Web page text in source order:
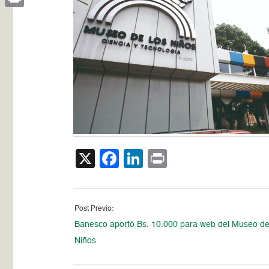
X Facebook
LinkedIn
Post Previo:
Banesco aportó Bs. 10.000 para web del Museo
Niños